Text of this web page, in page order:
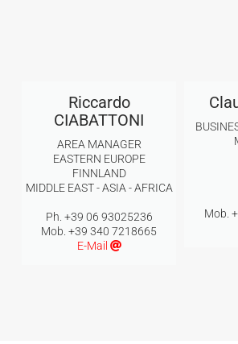
Riccardo
CIABATTONI
AREA MANAGER
EASTERN EUROPE
FINNLAND
MIDDLE EAST - ASIA - AFRICA
Ph. +39 06 93025236
Mob. +39 340 7218665
E-Mail
Mob.